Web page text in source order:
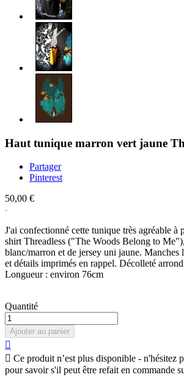
Haut tunique marron vert jaune
Partager
Pinterest
50,00 €
J'ai confectionné cette tunique très agréable à
shirt Threadless ("The Woods Belong to
blanc/marron et de jersey uni jaune. Manches
et détails imprimés en rappel. Décolleté
Longueur : environ 76cm
Quantité
Ajouter au panier

 Ce produit n’est plus disponible - n'hésitez
pour savoir s'il peut être refait en commande